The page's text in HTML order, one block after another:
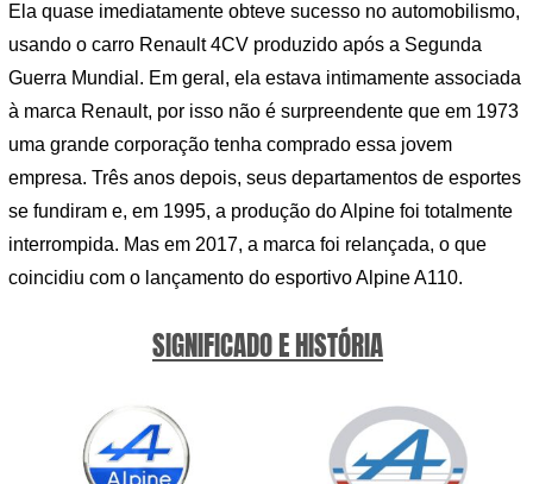
Ela quase imediatamente obteve sucesso no automobilismo,
usando o carro Renault 4CV produzido após a Segunda
Guerra Mundial. Em geral, ela estava intimamente associada
à marca Renault, por isso não é surpreendente que em 1973
uma grande corporação tenha comprado essa jovem
empresa. Três anos depois, seus departamentos de esportes
se fundiram e, em 1995, a produção do Alpine foi totalmente
interrompida. Mas em 2017, a marca foi relançada, o que
coincidiu com o lançamento do esportivo Alpine A110.
SIGNIFICADO E HISTÓRIA